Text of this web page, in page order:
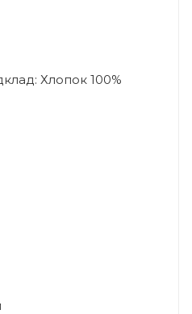
Хлопок 100%